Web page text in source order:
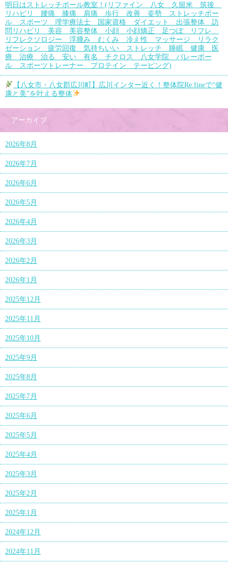
明日はストレッチポール教室！(リファイン 八女 久留米 筑後
リハビリ 腰痛 膝痛 肩痛 歩行 改善 姿勢 ストレッチポー
ル スポーツ 理学療法士 国家資格 ダイエット 出張整体 訪
問リハビリ 美容 美容整体 小顔 小顔矯正 足つぼ リフレ
リフレクソロジー 浮腫み むくみ 冷え性 マッサージ リラク
ゼーション 疲労回復 気持ちいい ストレッチ 睡眠 健康 医
療 治療 治る 安い 有名 チクロス 八女学院 バレーボー
ル スポーツトレーナー プロテイン テーピング)
【八女市・八女郡広川町】広川インター近く！整体院Re:fineで“健
康と美”を叶える整体
アーカイブ
2026年8月
2026年7月
2026年6月
2026年5月
2026年4月
2026年3月
2026年2月
2026年1月
2025年12月
2025年11月
2025年10月
2025年9月
2025年8月
2025年7月
2025年6月
2025年5月
2025年4月
2025年3月
2025年2月
2025年1月
2024年12月
2024年11月